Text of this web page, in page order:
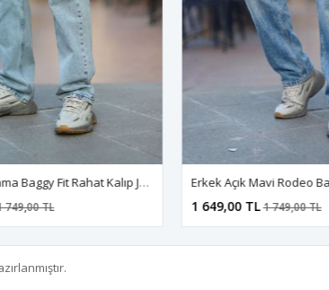
Erkek Kar Yıkama Baggy Fit Rahat Kalıp Jean Pantolon
TL 1 649,00 TL1 749,00 TL